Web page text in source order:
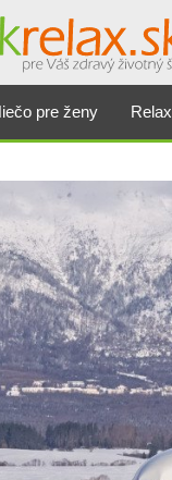
pre ženy Relax